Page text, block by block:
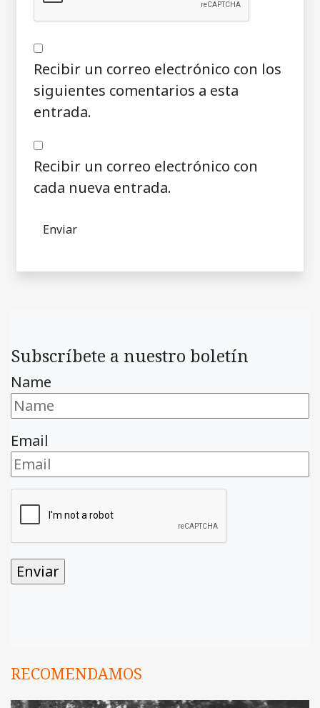
Recibir un correo electrónico con los
siguientes comentarios a esta
entrada.
Recibir un correo electrónico con
cada nueva entrada.
Subscríbete a nuestro boletín
Name
Email
RECOMENDAMOS